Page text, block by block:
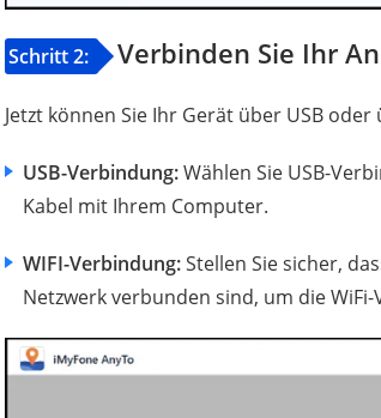
Schritt 2: Verbinden Sie Ihr
Jetzt können Sie Ihr Gerät über USB
USB-Verbindung:Wählen Sie USB-
Kabel mit Ihrem Computer.
WIFI-Verbindung:Stellen Sie sicher,
Netzwerk verbunden sind, um die